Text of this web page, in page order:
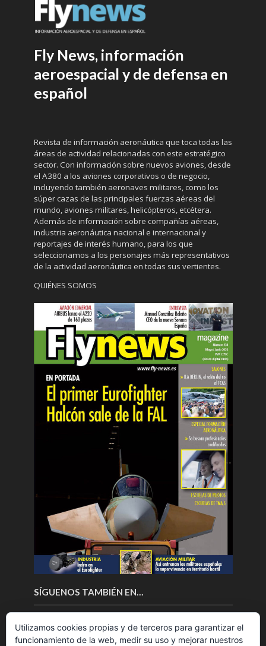
Fly News, información
aeroespacial y de defensa en
español
Revista de información aeronáutica que toca todas las
áreas de actividad relacionadas con este estratégico
sector. Con información sobre nuevos aviones, desde
el A380 a los aviones corporativos o de negocio,
incluyendo también aeronaves militares, como los
súper cazas de las principales fuerzas aéreas del
mundo, aviones militares, helicópteros, etcétera.
Además de información sobre compañías aéreas,
industria aeronáutica nacional e internacional y
reportajes de interés humano, para los que
seleccionamos a los personajes más representativos
de la actividad aeronáutica en todas sus vertientes.
QUIÉNES SOMOS
SÍGUENOS TAMBIÉN EN…
Utilizamos cookies propias y de terceros para garantizar el
funcionamiento de la web, medir su uso y mejorar nuestros